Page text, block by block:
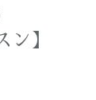
ン】